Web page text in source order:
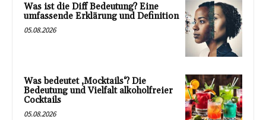
Was ist die Diff Bedeutung? Eine
umfassende Erklärung und Definition
05.08.2026
Was bedeutet ‚Mocktails‘? Die
Bedeutung und Vielfalt alkoholfreier
Cocktails
05.08.2026